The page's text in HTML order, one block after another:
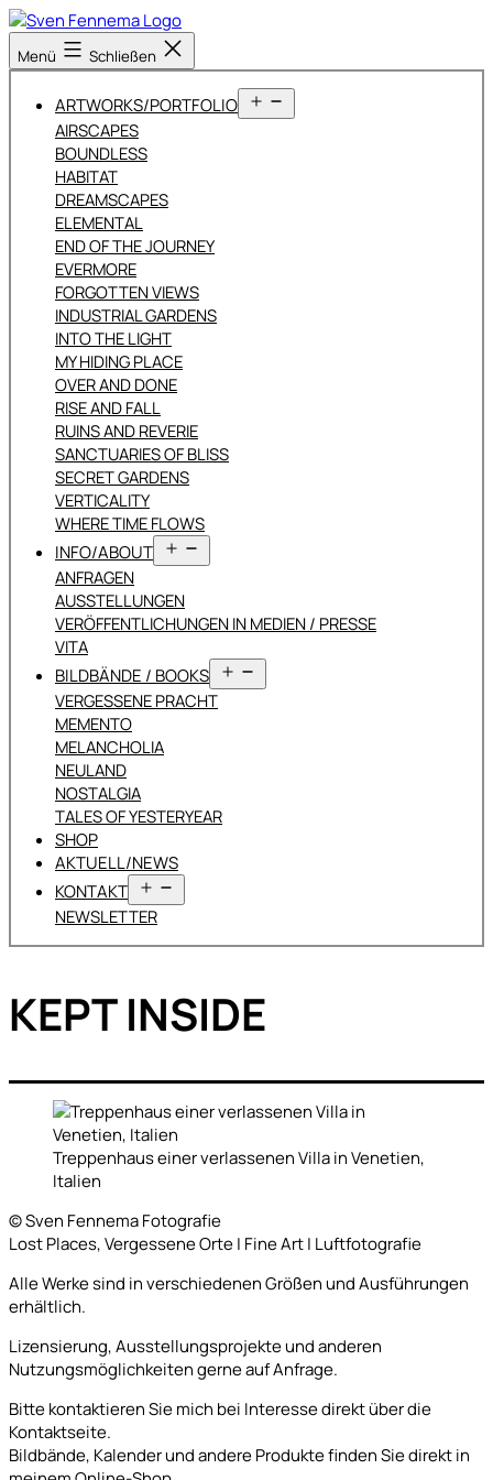
Zum
Inhalt
springen
Sven
Fennema
Menü Schließen
ARTWORKS/PORTFOLIO
öffnen
AIRSCAPES
BOUNDLESS
HABITAT
DREAMSCAPES
ELEMENTAL
END OF THE JOURNEY
EVERMORE
FORGOTTEN VIEWS
INDUSTRIAL GARDENS
INTO THE LIGHT
MY HIDING PLACE
OVER AND DONE
RISE AND FALL
RUINS AND REVERIE
SANCTUARIES OF BLISS
SECRET GARDENS
VERTICALITY
WHERE TIME FLOWS
INFO/ABOUT
öffnen
ANFRAGEN
AUSSTELLUNGEN
VERÖFFENTLICHUNGEN IN MEDIEN / PRESSE
VITA
BILDBÄNDE / BOOKS
öffnen
VERGESSENE PRACHT
MEMENTO
MELANCHOLIA
NEULAND
NOSTALGIA
TALES OF YESTERYEAR
SHOP
AKTUELL/NEWS
KONTAKT
öffnen
NEWSLETTER
KEPT INSIDE
Treppenhaus einer verlassenen Villa in Venetien,
Italien
© Sven Fennema Fotografie
Lost Places, Vergessene Orte | Fine Art | Luftfotografie
Alle Werke sind in verschiedenen Größen und Ausführungen
erhältlich.
Lizensierung, Ausstellungsprojekte und anderen
Nutzungsmöglichkeiten gerne auf Anfrage.
Bitte kontaktieren Sie mich bei Interesse direkt über die
Kontaktseite.
Bildbände, Kalender und andere Produkte finden Sie direkt in